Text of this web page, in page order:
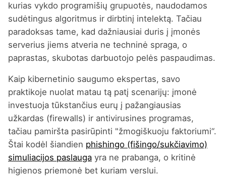
kurias vykdo programišių grupuotės, naudodamos
sudėtingus algoritmus ir dirbtinį intelektą. Tačiau
paradoksas tame, kad dažniausiai duris į įmonės
serverius jiems atveria ne techninė spraga, o
paprastas, skubotas darbuotojo pelės paspaudimas.
Kaip kibernetinio saugumo ekspertas, savo
praktikoje nuolat matau tą patį scenarijų: įmonė
investuoja tūkstančius eurų į pažangiausias
užkardas (firewalls) ir antivirusines programas,
tačiau pamiršta pasirūpinti "žmogiškuoju faktoriumi“.
Štai kodėl šiandien phishingo (fišingo/sukčiavimo)
simuliacijos paslauga yra ne prabanga, o kritinė
higienos priemonė bet kuriam verslui.